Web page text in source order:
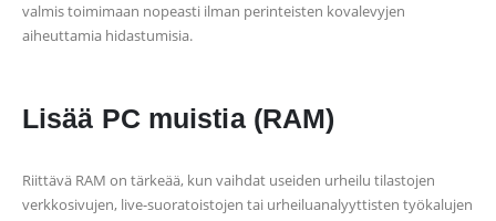
valmis toimimaan nopeasti ilman perinteisten kovalevyjen
aiheuttamia hidastumisia.
Lisää PC muistia (RAM)
Riittävä RAM on tärkeää, kun vaihdat useiden urheilu tilastojen
verkkosivujen, live-suoratoistojen tai urheiluanalyyttisten työkalujen